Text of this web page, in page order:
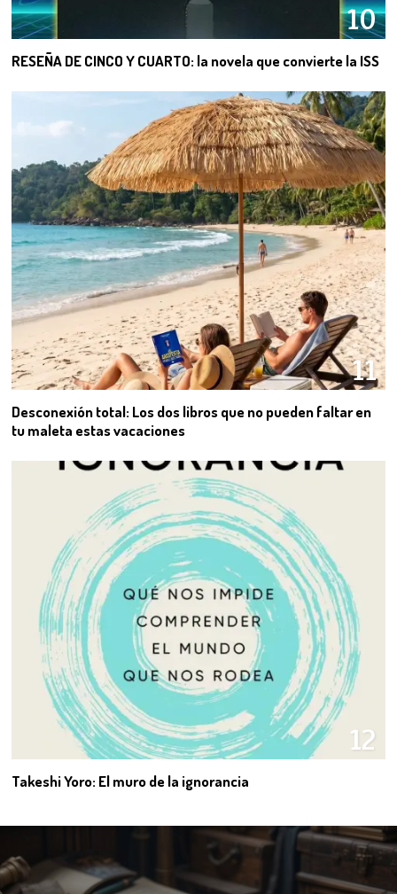
10
RESEÑA DE CINCO Y CUARTO: la novela que convierte la ISS
11
Desconexión total: Los dos libros que no pueden faltar en
tu maleta estas vacaciones
12
Takeshi Yoro: El muro de la ignorancia